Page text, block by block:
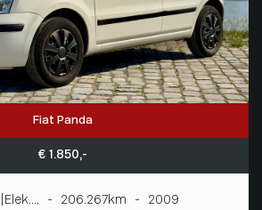
Fiat Panda
€ 1.850,-
- 206.267km - 2009